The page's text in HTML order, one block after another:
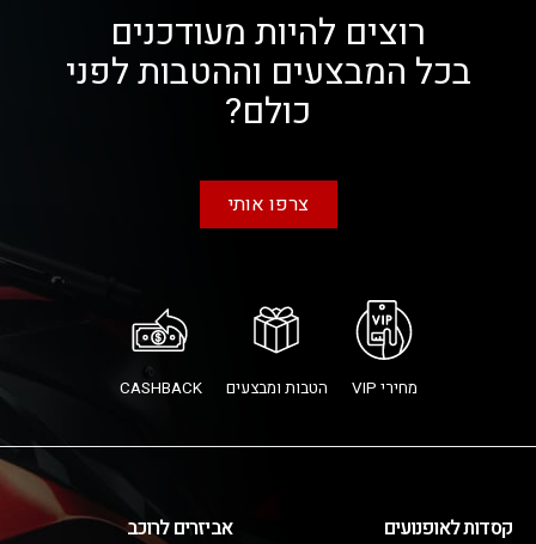
רוצים להיות מעודכנים
בכל המבצעים וההטבות לפני
כולם?
צרפו אותי
מחירי VIP הטבות ומבצעים CASHBACK
קסדות לאופנועים אביזרים לרוכב